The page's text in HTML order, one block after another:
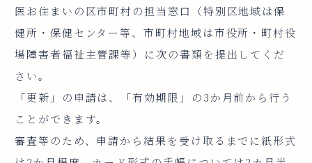
医お住まいの区市町村の担当窓口（特別区地域は保
健所・保健センター等、市町村地域は市役所・町村役
場障害者福祉主管課等）に次の書類を提出してくだ
さい。
「更新」の申請は、「有効期限」の3か月前から行う
ことができます。
審査等のため、申請から結果を受け取るまでに紙形式